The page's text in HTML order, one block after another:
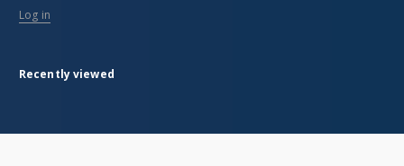
Log in
Recently viewed